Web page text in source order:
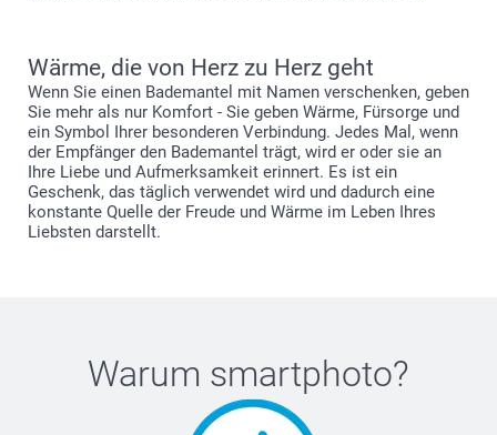
Wärme, die von Herz zu Herz geht
Wenn Sie einen Bademantel mit Namen verschenken, geben
Sie mehr als nur Komfort - Sie geben Wärme, Fürsorge und
ein Symbol Ihrer besonderen Verbindung. Jedes Mal, wenn
der Empfänger den Bademantel trägt, wird er oder sie an
Ihre Liebe und Aufmerksamkeit erinnert. Es ist ein
Geschenk, das täglich verwendet wird und dadurch eine
konstante Quelle der Freude und Wärme im Leben Ihres
Liebsten darstellt.
Warum smartphoto?